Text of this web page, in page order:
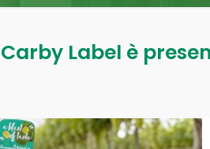
Carby Label è